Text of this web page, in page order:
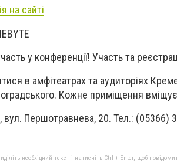
на сайті
у конференції! Участь та
в амфітеатрах та аудиторіях
Кожне приміщення
Першотравнева, 20. Тел.: (05366)
необхідний текст і натисніть Ctrl + Enter, щоб